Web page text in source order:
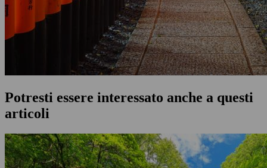
Potresti essere interessato anche a questi
articoli